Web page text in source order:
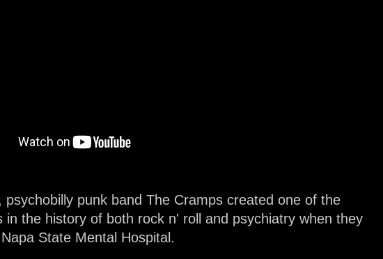
psychobilly punk band The Cramps created one of the
in the history of both rock n' roll and psychiatry when they
State Mental Hospital.